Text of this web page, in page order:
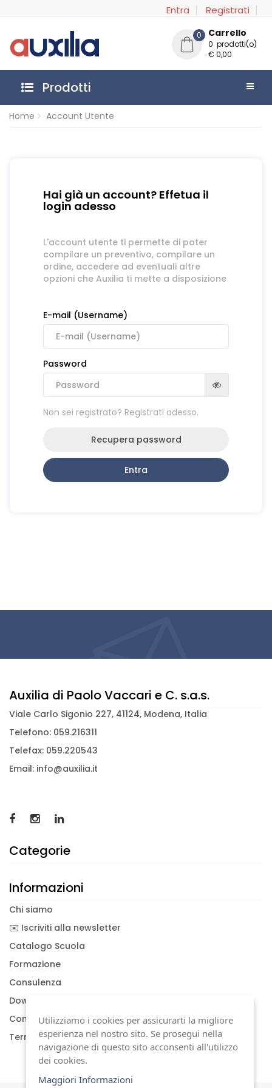
Entra Registrati
0 Carrello
0 prodotti(o)
€ 0,00
Prodotti
Home Account Utente
Hai già un account? Effetua il
login adesso
L'account utente ti permette di poter
compilare un preventivo, compilare un
ordine, accedere ad eventuali altre
opzioni che Auxilia ti mette a disposizione
E-mail (Username)
Password
Non sei registrato? Registrati adesso.
Recupera password
Entra
Auxilia di Paolo Vaccari e C. s.a.s.
Viale Carlo Sigonio 227, 41124, Modena, Italia
Telefono: 059.216311
Telefax: 059.220543
Email: info@auxilia.it
Categorie
Informazioni
Chi siamo
✉️ Iscriviti alla newsletter
Catalogo Scuola
Formazione
Consulenza
Download documenti
Condizioni generali
Termini di garanzia
Utilizziamo i cookies per assicurarti la migliore
esperienza nel nostro sito. Se prosegui nella
navigazione di questo sito acconsenti all'utilizzo
dei cookies.
Maggiori Informazioni